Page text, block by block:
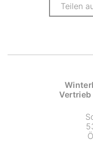
Teilen
Vertrieb